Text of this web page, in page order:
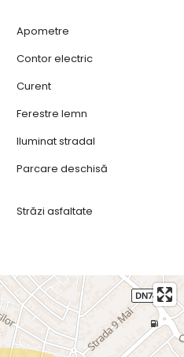
Apometre
Contor electric
Curent
Ferestre lemn
Iluminat stradal
Parcare deschisă
Străzi asfaltate